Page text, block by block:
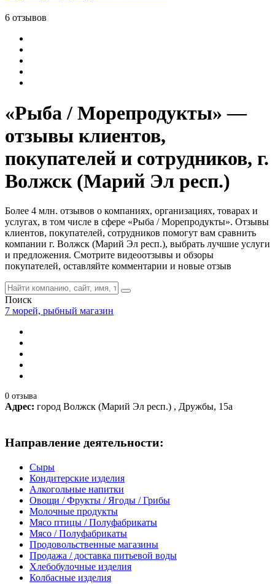
6 отзывов
«Рыба / Морепродукты» —
отзывы клиентов,
покупателей и сотрудников, г.
Волжск (Марий Эл респ.)
Более 4 млн. отзывов о компаниях, организациях, товарах и
услугах, в том числе в сфере «Рыба / Морепродукты». Отзывы
клиентов, покупателей, сотрудников помогут вам сравнить
компании г. Волжск (Марий Эл респ.), выбрать лучшие услуги
и предложения. Смотрите видеоотзывы и обзоры
покупателей, оставляйте комментарии и новые отзыв
Поиск
7 морей, рыбный магазин
0 отзыва
Адрес: город Волжск (Марий Эл респ.) , Дружбы, 15а
Направление деятельности:
Сыры
Кондитерские изделия
Алкогольные напитки
Овощи / Фрукты / Ягоды / Грибы
Молочные продукты
Мясо птицы / Полуфабрикаты
Мясо / Полуфабрикаты
Продовольственные магазины
Продажа / доставка питьевой воды
Хлебобулочные изделия
Колбасные изделия